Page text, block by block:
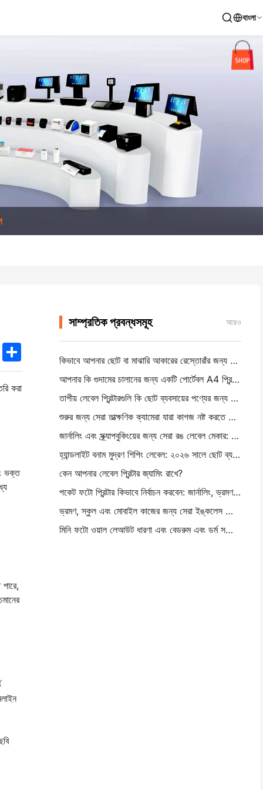
বাংলা
TwitterShare
করা
ভক্ত
সাম্প্রতিক প্রবন্ধসমূহ আরও
কিভাবে আপনার ছোট বা মাঝারি আকারের রেস্তোরাঁর জন্য সঠিক রেস্তোরাঁর সফটওয়্যার বেছে নিন
আপনার কি গুদামের চালানের জন্য একটি পোর্টেবল A4 প্রিন্টার প্রয়োজন? আসলে কি কাজ করে
তাপীয় লেবেল প্রিন্টারগুলি কি ছোট ব্যবসায়ের পণ্যের জন্য জলরোধী লেবেল তৈরি করতে পারে?
শুরুর জন্য সেরা তাত্ক্ষণিক ক্যামেরা যারা কাগজ নষ্ট করতে চায় না
জার্নালিং এবং স্ক্র্যাপবুকিংয়ের জন্য সেরা রঙ লেবেল মেকার: প্রতিটি পৃষ্ঠায় আরও রঙ যোগ করুন
হ্যান্ডলাইট বনাম মুদ্রণ শিপিং লেবেল: ২০২৬ সালে ছোট ব্যবসার জন্য টিপস
কেন আপনার লেবেল প্রিন্টার জ্যামিং রাখে?
পকেট ফটো প্রিন্টার কিভাবে নির্বাচন করবেন: জার্নালিং, ভ্রমণ এবং আইফোন ব্যবহারকারীদের জন্য একটি সম্পূর্ণ গাই
ভ্রমণ, স্কুল এবং মোবাইল কাজের জন্য সেরা ইঙ্কলেস পোর্টেবল প্রিন্টারঃ হানিন এমটি ৬২০ প্রো পর্যালোচনা
মিনি ফটো ওয়াল লেআউট ধারণা এবং বেডরুম এবং ডর্ম সজ্জা জন্য টিপস